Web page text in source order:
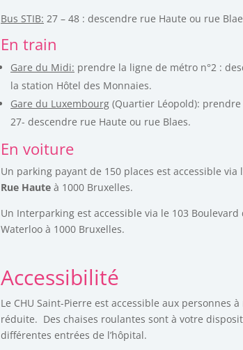
Bus STIB: 27 – 48 : descendre rue Haute ou rue
En train
Gare du Midi: prendre la ligne de métro n°2 :
la station Hôtel des Monnaies.
Gare du Luxembourg (Quartier Léopold):
27- descendre rue Haute ou rue Blaes.
En voiture
Un parking payant de 150 places est accessible via
Rue Haute à 1000 Bruxelles.
Un Interparking est accessible via le 103 Boulevard
Waterloo à 1000 Bruxelles.
Accessibilité
Le CHU Saint-Pierre est accessible aux personnes
réduite. Des chaises roulantes sont à votre
différentes entrées de l’hôpital.